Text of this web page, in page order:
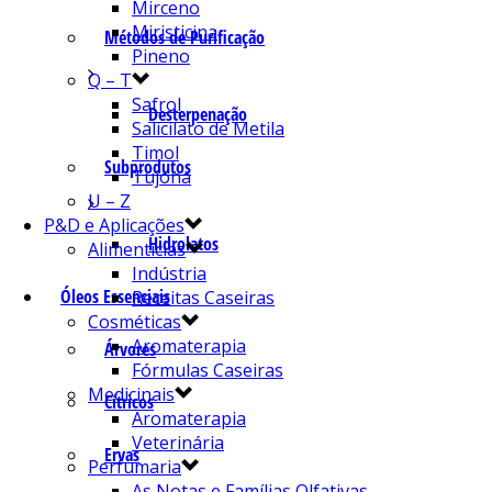
Métodos de Purificação
Desterpenação
Subprodutos
Hidrolatos
Óleos Essenciais
Árvores
Cítricos
Ervas
Mirceno
Miristicina
Pineno
Q – T
Safrol
Salicilato de Metila
Timol
Tujona
U – Z
P&D e Aplicações
Alimentícias
Indústria
Receitas Caseiras
Cosméticas
Aromaterapia
Fórmulas Caseiras
Medicinais
Aromaterapia
Veterinária
Perfumaria